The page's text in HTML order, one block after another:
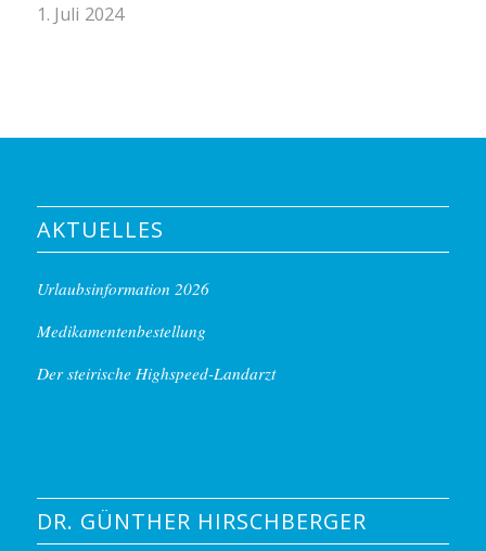
1. Juli 2024
AKTUELLES
Urlaubsinformation 2026
Medikamentenbestellung
Der steirische Highspeed-Landarzt
DR. GÜNTHER HIRSCHBERGER